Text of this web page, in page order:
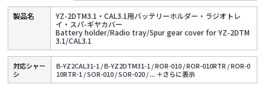
YZ-2DTM3.1・CAL3.1用バッテリーホルダー・ラジオトレ
イ・スパ-ギヤカバー
Battery holder/Radio tray/Spur gear cover for YZ-2DTM
3.1/CAL3.1
対応シャー
シ
B-YZ2CAL31-1 /B-YZ2DTM31-1 /ROR-010 /ROR-010RTR /ROR-0
10RTR-1 /SOR-010 /SOR-020 /... ＋さらに表⽰